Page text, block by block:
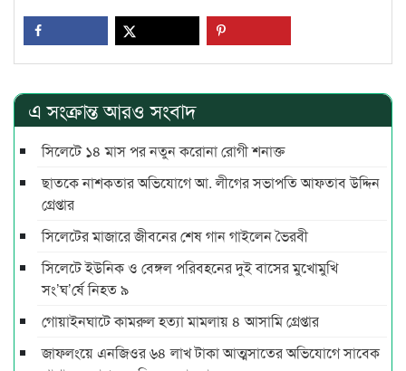
এ সংক্রান্ত আরও সংবাদ
সিলেটে ১৪ মাস পর নতুন করোনা রোগী শনাক্ত
ছাতকে নাশকতার অভিযোগে আ. লীগের সভাপ‌তি আফতাব উদ্দিন
গ্রেপ্তার
সিলেটের মাজারে জীবনের শেষ গান গাইলেন ভৈরবী
সিলেটে ইউনিক ও বেঙ্গল পরিবহনের দুই বাসের মুখোমুখি
সং’ঘ’র্ষে নিহত ৯
গোয়াইনঘাটে কামরুল হত্যা মামলায় ৪ আসামি গ্রেপ্তার
জাফলংয়ে এনজিওর ৬৪ লাখ টাকা আত্মসাতের অভিযোগে সাবেক